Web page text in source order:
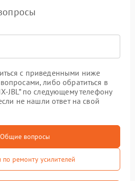
с приведенными ниже
либо обратиться в
JBL” по следующему телефону
не нашли ответ на свой
Общие вопросы
по ремонту усилителей